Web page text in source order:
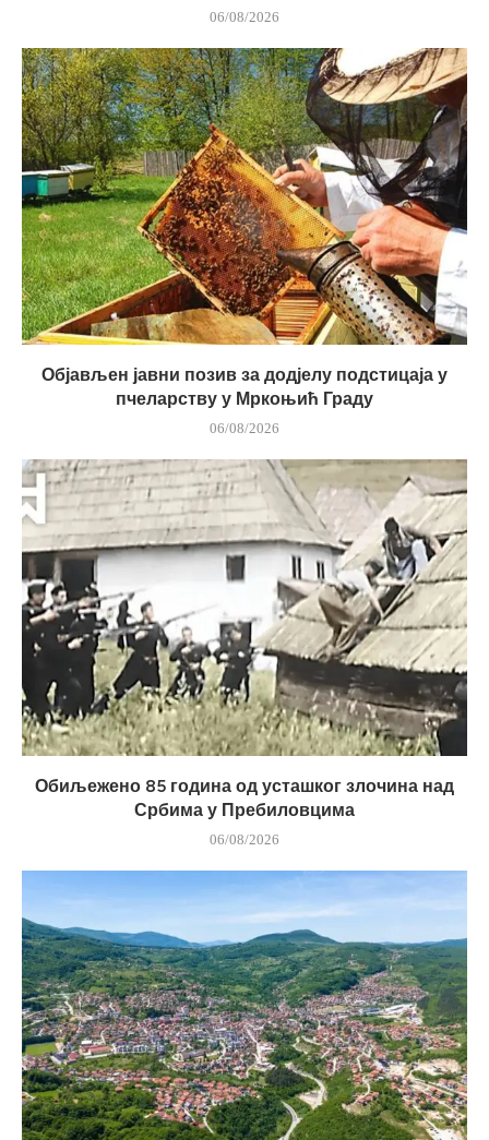
06/08/2026
Објављен јавни позив за додјелу подстицаја у
пчеларству у Мркоњић Граду
06/08/2026
Обиљежено 85 година од усташког злочина над
Србима у Пребиловцима
06/08/2026